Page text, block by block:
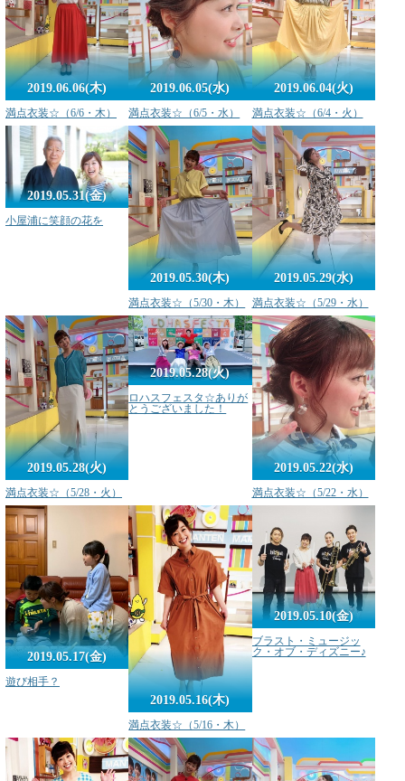
2019.06.06(木)
満点衣装☆（6/6・木）
2019.06.05(水)
満点衣装☆（6/5・水）
2019.06.04(火)
満点衣装☆（6/4・火）
2019.05.31(金)
小屋浦に笑顔の花を
2019.05.30(木)
満点衣装☆（5/30・木）
2019.05.29(水)
満点衣装☆（5/29・水）
2019.05.28(火)
満点衣装☆（5/28・火）
2019.05.28(火)
ロハスフェスタ☆ありが
とうございました！
2019.05.22(水)
満点衣装☆（5/22・水）
2019.05.17(金)
遊び相手？
2019.05.16(木)
満点衣装☆（5/16・木）
2019.05.10(金)
ブラスト・ミュージッ
ク・オブ・ディズニー♪